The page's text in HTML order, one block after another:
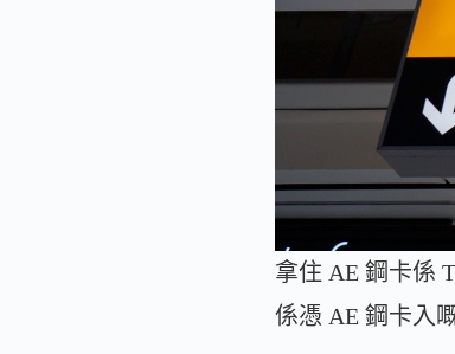
拿住 AE 鋼卡係
係憑 AE 鋼卡入